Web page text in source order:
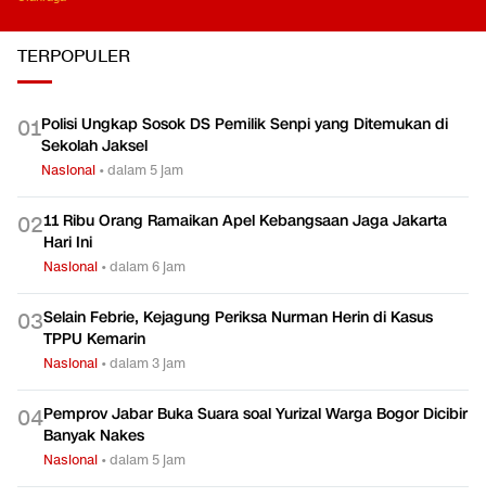
TERPOPULER
01Polisi Ungkap Sosok DS Pemilik Senpi yang Ditemukan di
Sekolah Jaksel
Nasional •dalam 5 jam
0211 Ribu Orang Ramaikan Apel Kebangsaan Jaga Jakarta
Hari Ini
Nasional •dalam 6 jam
03Selain Febrie, Kejagung Periksa Nurman Herin di Kasus
TPPU Kemarin
Nasional •dalam 3 jam
04Pemprov Jabar Buka Suara soal Yurizal Warga Bogor Dicibir
Banyak Nakes
Nasional •dalam 5 jam